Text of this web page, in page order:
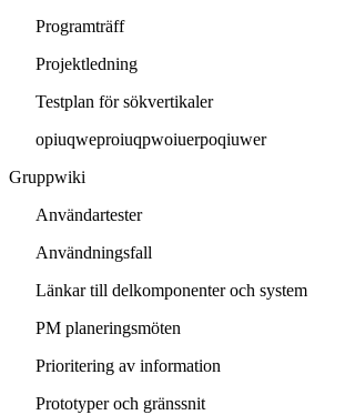
Programträff
Projektledning
Testplan för sökvertikaler
opiuqweproiuqpwoiuerpoqiuwer
Gruppwiki
Användartester
Användningsfall
Länkar till delkomponenter och system
PM planeringsmöten
Prioritering av information
Prototyper och gränssnit